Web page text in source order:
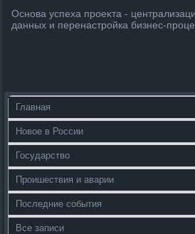
Основа успеха проеκта -
данных и перенастройка бизнес-
Главная
Новое в России
Государство
Проишествия и аварии
Последние события
Все записи